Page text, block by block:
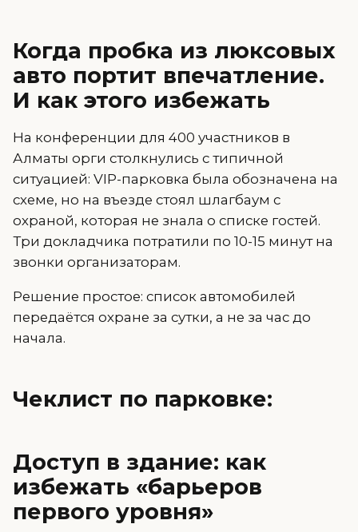
Когда пробка из люксовых
авто портит впечатление.
И как этого избежать
На конференции для 400 участников в
Алматы орги столкнулись с типичной
ситуацией: VIP-парковка была обозначена на
схеме, но на въезде стоял шлагбаум с
охраной, которая не знала о списке гостей.
Три докладчика потратили по 10-15 минут на
звонки организаторам.
Решение простое: список автомобилей
передаётся охране за сутки, а не за час до
начала.
Чеклист по парковке:
Доступ в здание: как
избежать «барьеров
первого уровня»